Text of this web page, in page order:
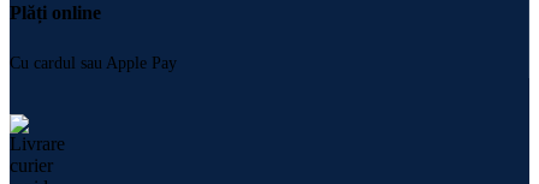
Plăți online
Cu cardul sau Apple Pay